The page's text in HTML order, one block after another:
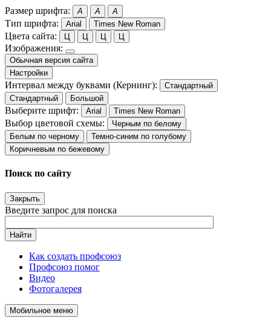
Размер шрифта: A A A
Тип шрифта: Arial Times New Roman
Цвета сайта: Ц Ц Ц Ц
Изображения:
Обычная версия сайта
Настройки
Интервал между буквами (Кернинг):
Стандартный
Стандартный
Большой
Выберите шрифт: Arial Times New Roman
Выбор цветовой схемы:
Черным по белому
Белым по черному
Темно-синим по голубому
Коричневым по бежевому
Поиск по сайту
Закрыть
Введите запрос для поиска
Найти
Как создать профсоюз
Профсоюз помог
Видео
Фотогалерея
Мобильное меню